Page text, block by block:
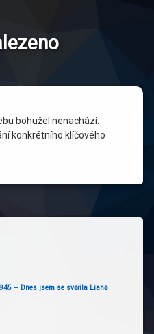
bohužel nenachází.
konkrétního klíčového
– Dnes jsem se svěřila Lianě